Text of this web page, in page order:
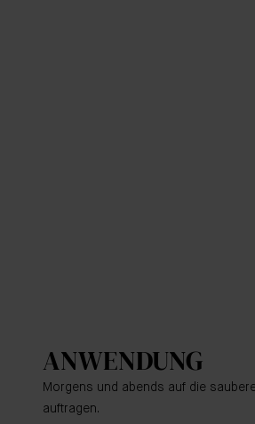
ANWENDUNG
Morgens und abends auf die
auftragen.